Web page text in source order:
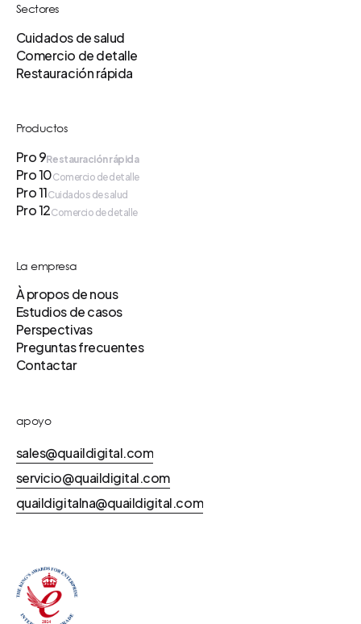
Sectores
Cuidados de salud
Comercio de detalle
Restauración rápida
Productos
Pro 9Restauración rápida
Pro 10Comercio de detalle
Pro 11Cuidados de salud
Pro 12Comercio de detalle
La empresa
À propos de nous
Estudios de casos
Perspectivas
Preguntas frecuentes
Contactar
apoyo
sales@quaildigital.com
servicio@quaildigital.com
quaildigitalna@quaildigital.com